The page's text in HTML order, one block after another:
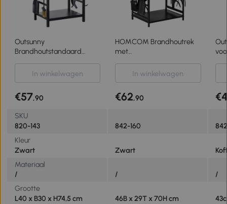
Outsunny
Brandhoutstandaard
brandhoutrek
brandhoutopslag 2 lagen
HOMCOM Brandhoutrek
met
verhoogde
brandhoutplank stalen
In winkelwagen In winkelwagen
€57,90 €62,90
SKU
820-143
842-160
Kleur
Zwart
Zwart
Materiaal
/
/
/
Grootte
L40 x B30 x H74,5 cm
46B x 29T x 70H cm